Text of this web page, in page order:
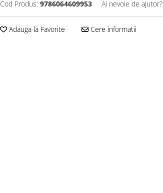
Cod Produs: 9786064609953 Ai nevoie de ajutor?
Adauga la Favorite Cere informatii